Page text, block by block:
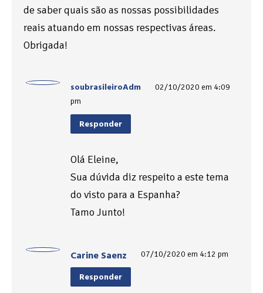
de saber quais são as nossas possibilidades
reais atuando em nossas respectivas áreas.
Obrigada!
soubrasileiroAdm
02/10/2020 em 4:09
pm
Responder
Olá Eleine,
Sua dúvida diz respeito a este tema
do visto para a Espanha?
Tamo Junto!
Carine Saenz 07/10/2020 em 4:12 pm
Responder